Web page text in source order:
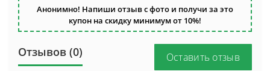
Анонимно! Напиши отзыв с фото и получи за это
купон на скидку минимум от 10%!
Отзывов (0) Оставить отзыв